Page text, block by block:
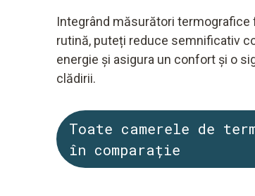
Integrând măsurători
rutină, puteți reduce semnificativ
energie și asigura un confort și o
clădirii.
Toate camerele de
în comparație